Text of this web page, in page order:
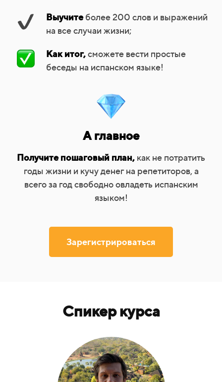
Выучитеболее 200 слов и выражений
на все случаи жизни;
Как итог,сможете вести простые
беседы на испанском языке!
А главное
Получите пошаговый план, как не потратить
годы жизни и кучу денег на репетиторов, а
всего за год свободно овладеть испанским
языком!
Зарегистрироваться
Спикер курса